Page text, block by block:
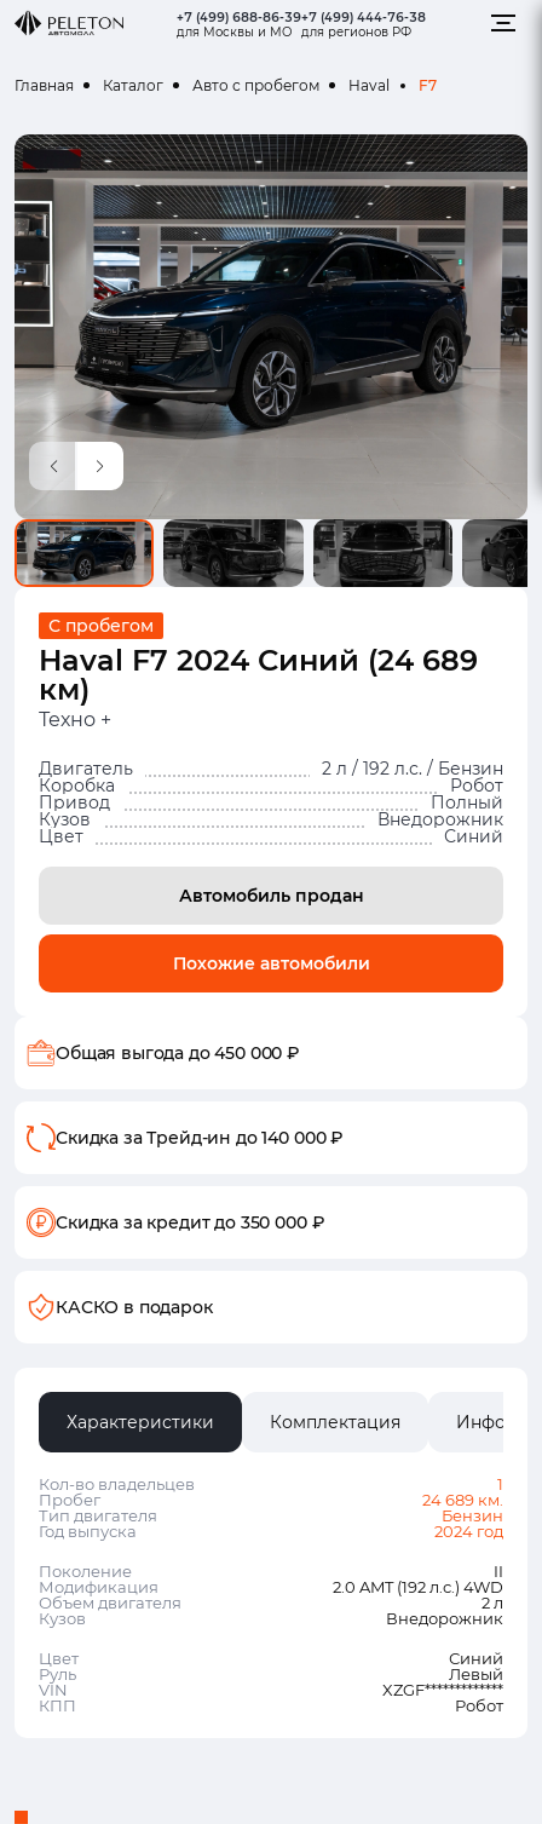
+7 (499) 688-86-39
для Москвы и МО
+7 (499) 444-76-38
для регионов РФ
Главная Каталог Авто с пробегом Haval F7
С пробегом
Haval F7 2024 Синий (24 689
км)
Техно +
Двигатель 2 л / 192 л.с. / Бензин
Коробка Робот
Привод Полный
Кузов Внедорожник
Цвет Синий
Автомобиль продан
Похожие автомобили
Общая выгода до 450 000 ₽
Скидка за Трейд-ин до 140 000 ₽
Скидка за кредитдо 350 000 ₽
КАСКО в подарок
Характеристики Комплектация
Кол-во владельцев
1
Пробег
24 689 км.
Тип двигателя
Бензин
Год выпуска
2024 год
Поколение
II
Модификация
2.0 AMT (192 л.с.) 4WD
Объем двигателя
2 л
Кузов
Внедорожник
Цвет
Синий
Руль
Левый
VIN
XZGF*************
КПП
Робот